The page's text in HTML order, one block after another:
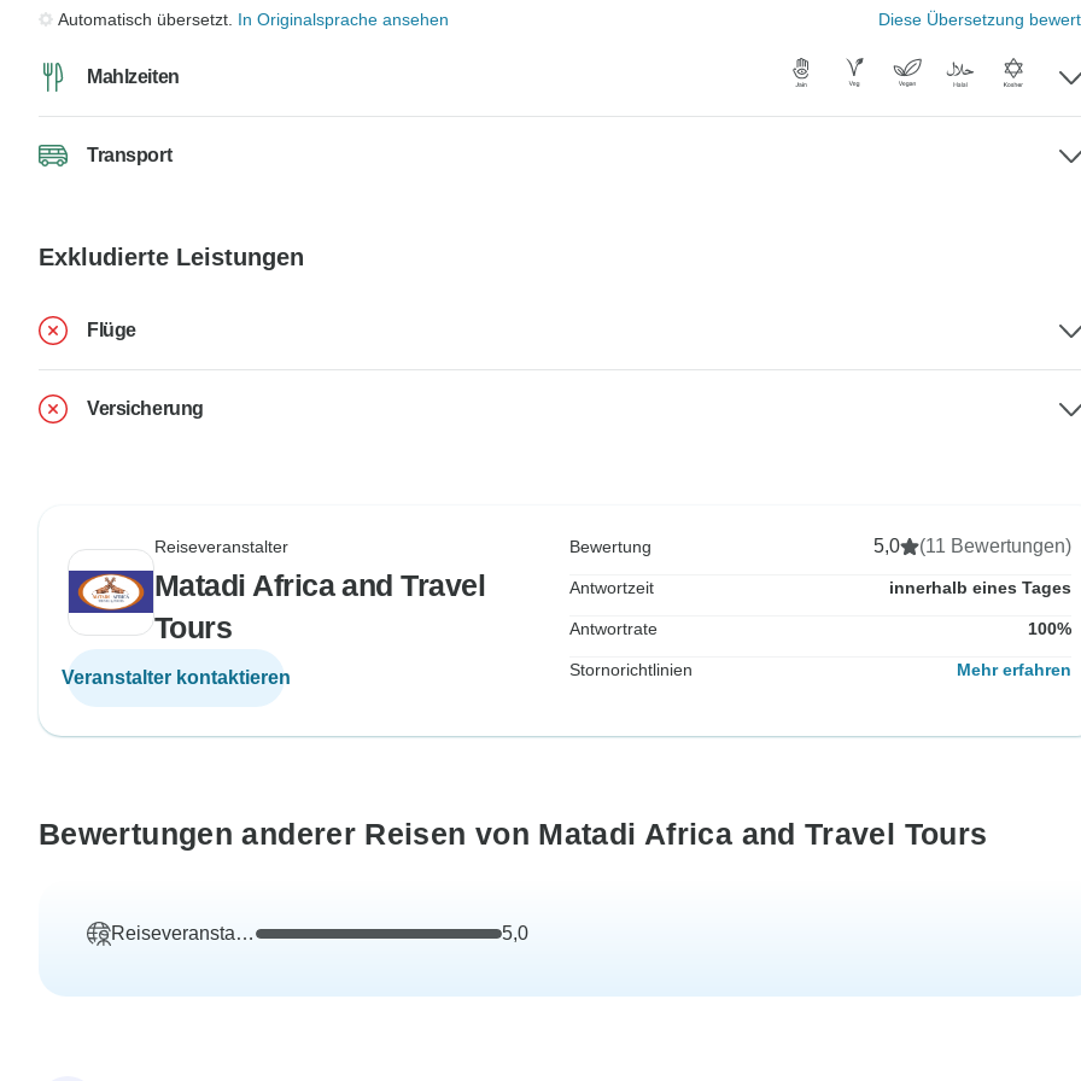
Automatisch übersetzt. In Originalsprache ansehen Diese Übersetzung
Mahlzeiten
Transport
Exkludierte Leistungen
Flüge
Versicherung
Reiseveranstalter
Matadi Africa and Travel
Tours
Veranstalter kontaktieren
Bewertung 5,0 (11 Bewertungen)
Antwortzeit innerhalb eines Tages
Antwortrate 100%
Stornorichtlinien Mehr erfahren
Bewertungen anderer Reisen von Matadi Africa and Travel Tours
Reiseveranstalter 5,0